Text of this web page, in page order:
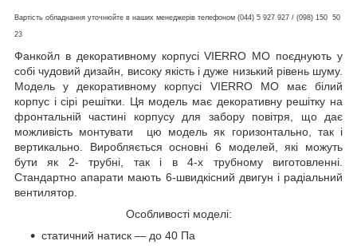
Вартість обладнання уточнюйте в наших менеджерів телефоном (044) 5 927 927 / (098) 150 50
23
Фанкойл в декоративному корпусі VIERRO MO поєднують у
собі чудовий дизайн, високу якість і дуже низький рівень шуму.
Модель у декоративному корпусі VIERRO MO має білий
корпус і сірі решітки. Ця модель має декоративну решітку на
фронтальній частині корпусу для забору повітря, що дає
можливість монтувати цю модель як горизонтально, так і
вертикально. Виробляється основні 6 моделей, які можуть
бути як 2- трубні, так і в 4-х трубному виготовленні.
Стандартно апарати мають 6-швидкісний двигун і радіальний
вентилятор.
Особливості моделі:
статичний натиск — до 40 Па